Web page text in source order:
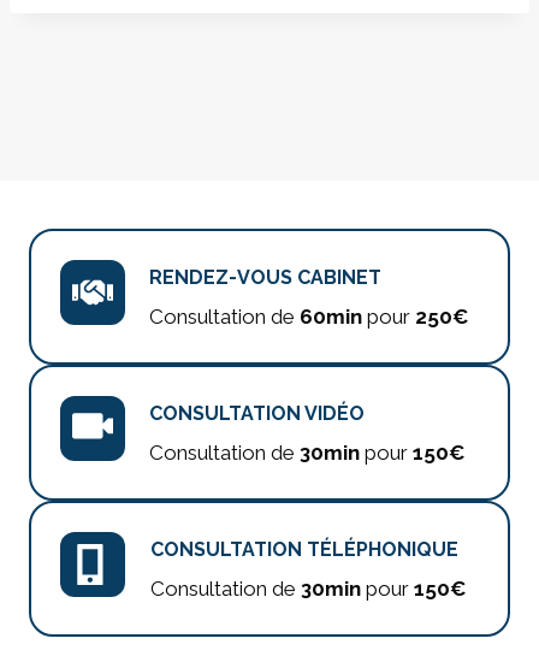
RENDEZ-VOUS CABINET
Consultation de 60min pour 250€
CONSULTATION VIDÉO
Consultation de 30min pour 150€
CONSULTATION TÉLÉPHONIQUE
Consultation de 30min pour 150€